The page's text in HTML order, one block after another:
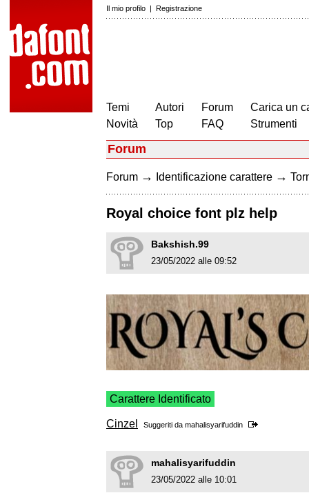
Il mio profilo | Registrazione
Temi
Novità
Autori
Top
Forum
FAQ
Carica un
Strumenti
Forum
Forum → Identificazione carattere →
Royal choice font plz help
Bakshish.99
23/05/2022 alle 09:52
Carattere Identificato
Cinzel Suggeriti da mahalisyarifuddin
mahalisyarifuddin
23/05/2022 alle 10:01